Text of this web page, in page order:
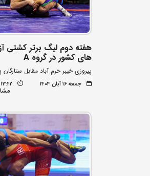
هفته دوم لیگ برتر کشتی
های کشور در گروه A
پیروزی خیبر خرم آباد مقابل
جمعه ۱۶ آبان ۱۴۰۴ 13:22